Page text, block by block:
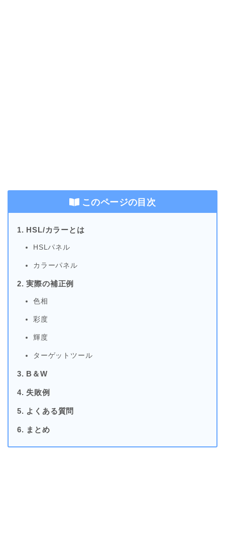
このページの目次
1. HSL/カラーとは
HSLパネル
カラーパネル
2. 実際の補正例
色相
彩度
輝度
ターゲットツール
3. B＆W
4. 失敗例
5. よくある質問
6. まとめ